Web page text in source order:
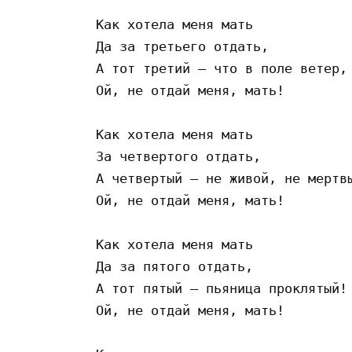
Как хотела меня мать
Да за третьего отдать,
А тот третий – что в поле ветер,
Ой, не отдай меня, мать!
Как хотела меня мать
За четвертого отдать,
А четвертый – не живой, не
Ой, не отдай меня, мать!
Как хотела меня мать
Да за пятого отдать,
А тот пятый – пьяница проклятый!
Ой, не отдай меня, мать!